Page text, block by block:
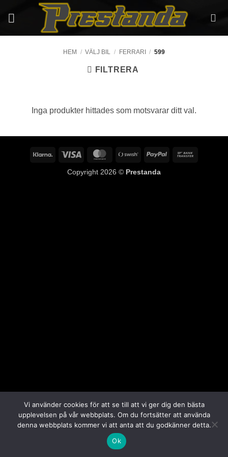
HEM / VÄLJ BIL / FERRARI / 599
FILTRERA
Inga produkter hittades som motsvarar ditt val.
Klarna Visa MasterCardSwish
PayPal
Copyright 2026 © Prestanda
Vi använder cookies för att se till att vi ger dig den bästa
upplevelsen på vår webbplats. Om du fortsätter att använda
denna webbplats kommer vi att anta att du godkänner detta.
Ok